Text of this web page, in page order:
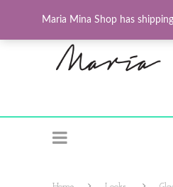
Maria Mina Shop has